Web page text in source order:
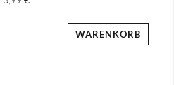
WARENKORB